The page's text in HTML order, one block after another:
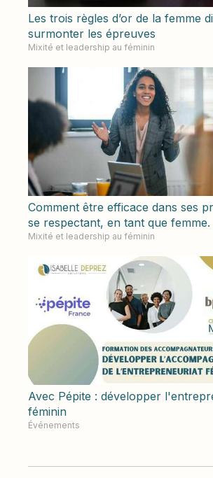
Les trois règles d’or de la femme
surmonter les épreuves
Mixité et leadership au féminin
Comment être efficace dans ses
se respectant, en tant que femme.
Mixité et leadership au féminin
Avec Pépite : développer
féminin
Événements